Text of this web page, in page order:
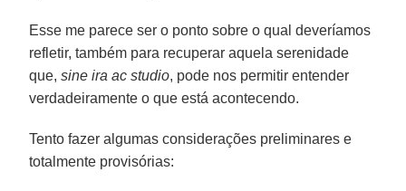
Esse me parece ser o ponto sobre o qual deveríamos
refletir, também para recuperar aquela serenidade
que,sine ira ac studio, pode nos permitir entender
verdadeiramente o que está acontecendo.
Tento fazer algumas considerações preliminares e
totalmente provisórias: